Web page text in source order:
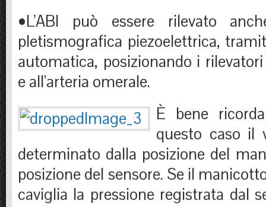
•L’ABI può essere rilevato
pletismografica piezoelettrica,
automatica, posizionando i
e all’arteria omerale.
È bene
questo caso il
determinato dalla posizione del
posizione del sensore. Se il
caviglia la pressione registrata dal